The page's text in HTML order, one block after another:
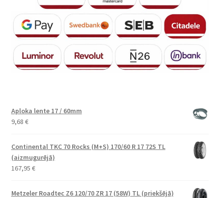
Aploka lente 17 / 60mm
9,68 €
Continental TKC 70 Rocks (M+S) 170/60 R 17 72S TL
(aizmugurējā)
167,95 €
Metzeler Roadtec Z6 120/70 ZR 17 (58W) TL (priekšējā)